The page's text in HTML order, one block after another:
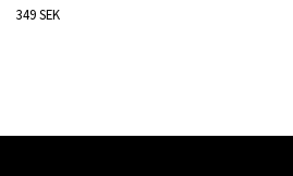
349 SEK